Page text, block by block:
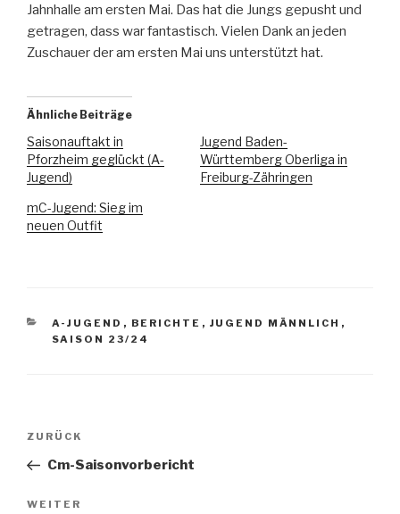
Jahnhalle am ersten Mai. Das hat die Jungs gepusht und
getragen, dass war fantastisch. Vielen Dank an jeden
Zuschauer der am ersten Mai uns unterstützt hat.
Ähnliche Beiträge
Saisonauftakt in
Pforzheim geglückt (A-
Jugend)
Jugend Baden-
Württemberg Oberliga in
Freiburg-Zähringen
mC-Jugend: Sieg im
neuen Outfit
A-JUGEND , BERICHTE , JUGEND MÄNNLICH ,
SAISON 23/24
ZURÜCK
Cm-Saisonvorbericht
WEITER